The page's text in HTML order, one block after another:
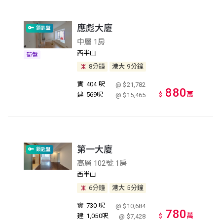
鎖匙盤
筍盤
應彪大廈
中層 1房
西半山
8分鐘
港大 9分鐘
實 404 呎
@ $21,782
建 569呎 @ $15,465 $ 880萬
鎖匙盤 第一大廈
高層 102號 1房
西半山
6分鐘
港大 5分鐘
實 730 呎
@ $10,684
建 1,050呎 @ $7,428 $ 780萬